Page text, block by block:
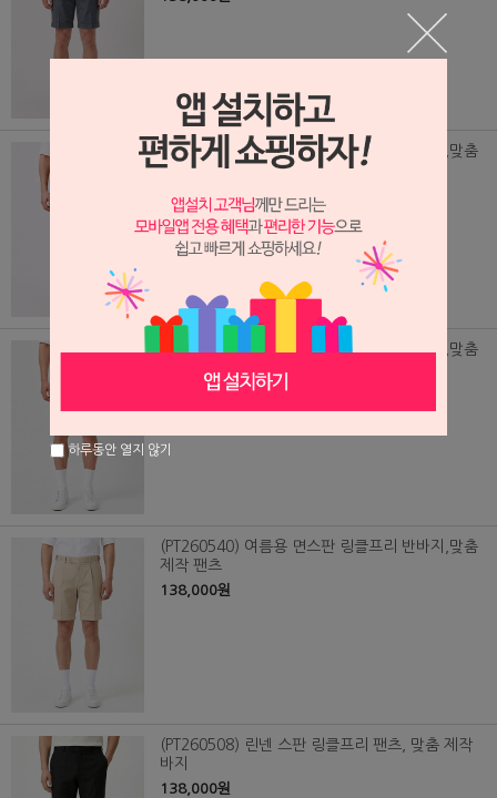
(PT260541) 여름용 면스판 링클프리 반바지,맞춤
제작 팬츠
138,000원
(PT260539) 여름용 면스판 링클프리 반바지,맞춤
138,000원
(PT260540) 여름용 면스판 링클프리 반바지,맞춤
제작 팬츠
138,000원
(PT260508) 린넨 스판 링클프리 팬츠, 맞춤 제작
바지
138,000원
하루동안 열지 않기